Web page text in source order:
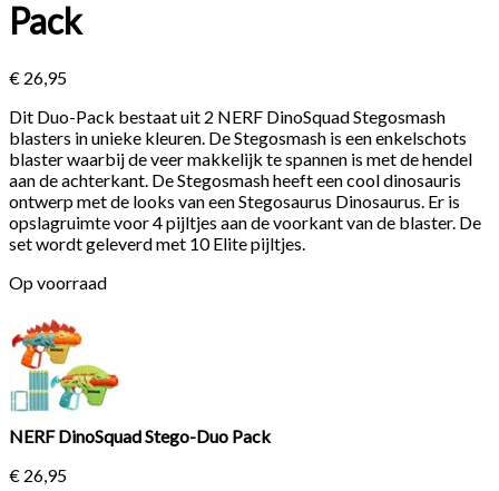
Pack
€ 26,95
Dit Duo-Pack bestaat uit 2 NERF DinoSquad Stegosmash
blasters in unieke kleuren. De Stegosmash is een enkelschots
blaster waarbij de veer makkelijk te spannen is met de hendel
aan de achterkant. De Stegosmash heeft een cool dinosauris
ontwerp met de looks van een Stegosaurus Dinosaurus. Er is
opslagruimte voor 4 pijltjes aan de voorkant van de blaster. De
set wordt geleverd met 10 Elite pijltjes.
Op voorraad
NERF DinoSquad Stego-Duo Pack
€ 26,95